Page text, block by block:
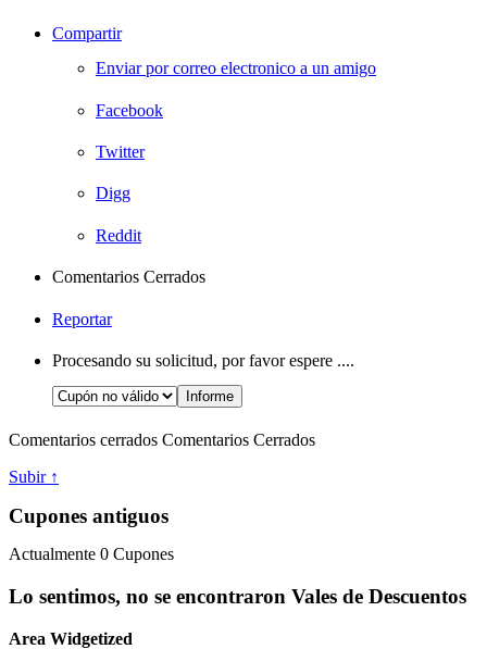
Compartir
Enviar por correo electronico a un amigo
Facebook
Twitter
Digg
Reddit
Comentarios Cerrados
Reportar
Procesando su solicitud, por favor espere ....
Comentarios cerrados Comentarios Cerrados
Subir ↑
Cupones antiguos
Actualmente 0 Cupones
Lo sentimos, no se encontraron Vales de Descuentos
Area Widgetized